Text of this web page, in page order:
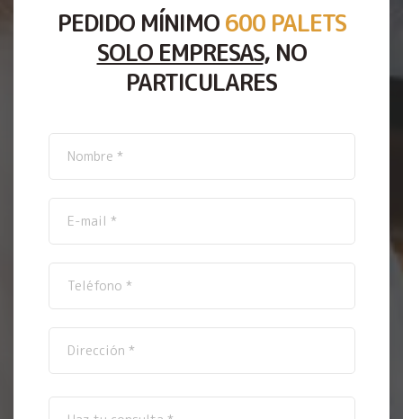
PEDIDO MÍNIMO 600 PALETS
SOLO EMPRESAS, NO
PARTICULARES